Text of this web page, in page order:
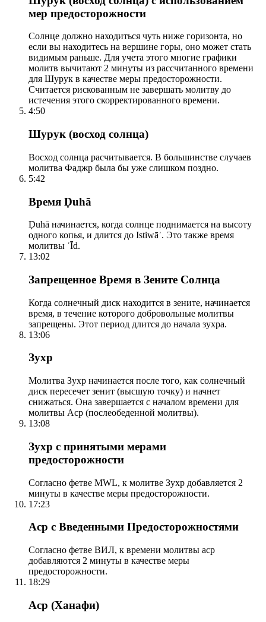
мер предосторожности
Солнце должно находиться чуть ниже горизонта, но
если вы находитесь на вершине горы, оно может стать
видимым раньше. Для учета этого многие графики
молитв вычитают 2 минуты из рассчитанного времени
для Шурук в качестве меры предосторожности.
Считается рискованным не завершать молитву до
истечения этого скорректированного времени.
4:50
Шурук (восход солнца)
Восход солнца расчитывается. В большинстве случаев
молитва Фаджр была бы уже слишком поздно.
5:42
Время Ḍuhā
Ḍuhā начинается, когда солнце поднимается на высоту
одного копья, и длится до Istiwāʾ. Это также время
молитвы ʿĪd.
13:02
Запрещенное Время в Зените Солнца
Когда солнечный диск находится в зените, начинается
время, в течение которого добровольные молитвы
запрещены. Этот период длится до начала зухра.
13:06
Зухр
Молитва Зухр начинается после того, как солнечный
диск пересечет зенит (высшую точку) и начнет
снижаться. Она завершается с началом времени для
молитвы Аср (послеобеденной молитвы).
13:08
Зухр с принятыми мерами
предосторожности
Согласно фетве MWL, к молитве Зухр добавляется 2
минуты в качестве меры предосторожности.
17:23
Аср с Введенными Предосторожностями
Согласно фетве ВИЛ, к времени молитвы аср
добавляются 2 минуты в качестве меры
предосторожности.
18:29
Аср (Ханафи)